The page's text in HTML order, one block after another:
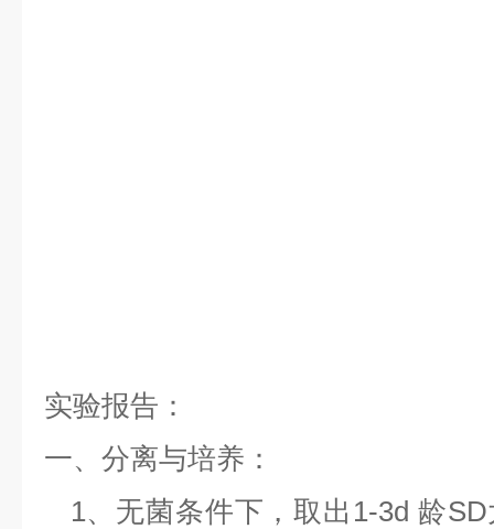
实验报告：
一、分离与培养：
1、无菌条件下，取出1-3d 龄